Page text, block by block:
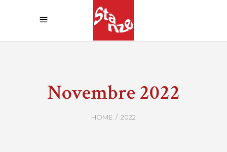
Novembre 2022
HOME / 2022